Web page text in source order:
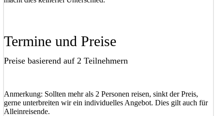
Termine und Preise
Preise basierend auf 2 Teilnehmern
Anmerkung: Sollten mehr als 2 Personen reisen, sinkt der Preis,
gerne unterbreiten wir ein individuelles Angebot. Dies gilt auch für
Alleinreisende.